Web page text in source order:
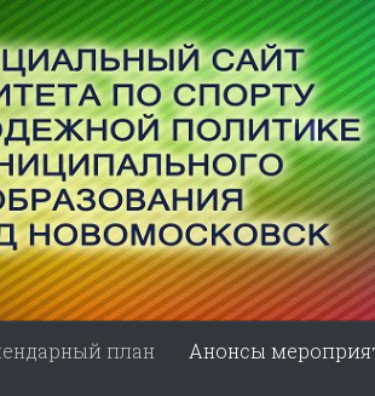
план Анонсы